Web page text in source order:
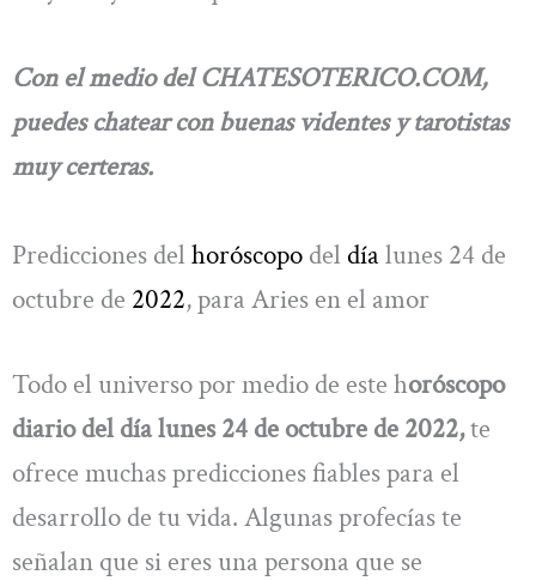
Con el medio del CHATESOTERICO.COM,
puedes chatear con buenas videntes y tarotistas
muy certeras.
Predicciones del horóscopo del díalunes 24 de
octubre de 2022, para Aries en el amor
Todo el universo por medio de este horóscopo
diario del día lunes 24 de octubre de 2022,te
ofrece muchas predicciones fiables para el
desarrollo de tu vida. Algunas profecías te
señalan que si eres una persona que se